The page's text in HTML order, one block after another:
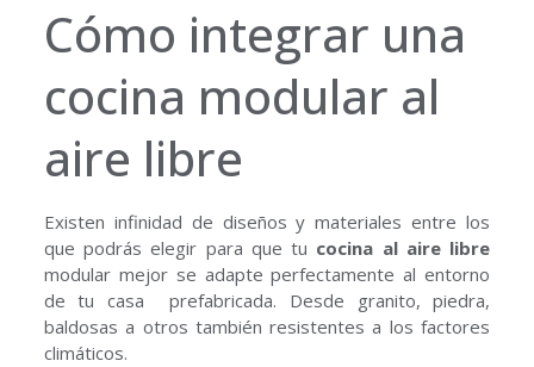
Cómo integrar una
cocina modular al
aire libre
Existen infinidad de diseños y materiales entre los
que podrás elegir para que tu cocina al aire libre
modular mejor se adapte perfectamente al entorno
de tu casa prefabricada. Desde granito, piedra,
baldosas a otros también resistentes a los factores
climáticos.